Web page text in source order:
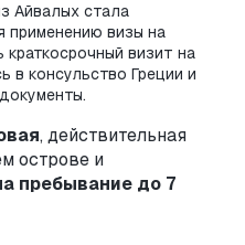
Айвалых стала
применению визы на
визит на
в консульство Греции и
, действительная
острове и
пребывание до 7